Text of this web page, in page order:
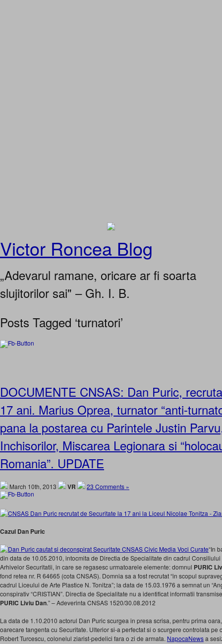
Victor Roncea Blog
„Adevarul ramane, oricare ar fi soarta
slujitorilor sai" – Gh. I. B.
Posts Tagged ‘turnatori’
DOCUMENTE CNSAS: Dan Puric,
17 ani. Marius Oprea, turnator “anti-
pana la postarea cu Parintele Justin
Inchisorilor, Miscarea Legionara si
Romania”. UPDATE
March 10th, 2013 VR 23 Comments »
Cazul Dan Puric
“In
din data de 10.05.2010, intocmita de Directia de Specialitate din cadrul
Arhivelor Securitatii, in care se regasesc urmatoarele elemente: domnul PURIC
fond retea nr. R 64665 (cota CNSAS). Domnia sa a fost recrutat “in scopul
cadrul Liceului de Arte Plastice N. Tonitza”; la data de 15.03.1976 a semnat un
conspirativ “CRISTIAN”. Directia de Specialitate nu a identificat informatii
PURIC Liviu Dan.” – Adeverinta CNSAS 1520/30.08.2012
La data de 1.10.2010 actorul Dan Puric scurgea in presa scrisa, pentru prima
oarecare tangenta cu Securitate. Ulterior si-a perfectat si o scurgere controlata pe
Robert Turcescu, colonelul ziarist-pedelici fara o zi de armata. NapocaNewsa